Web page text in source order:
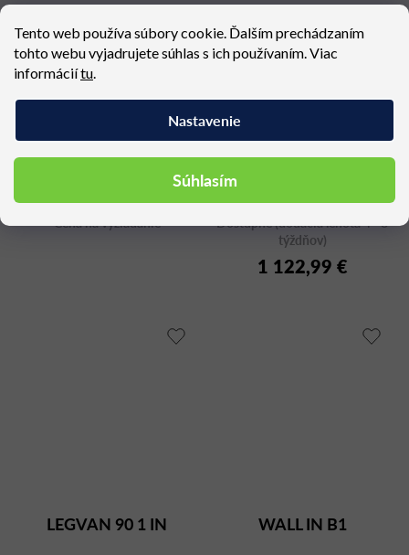
Tento web používa súbory cookie. Ďalším prechádzaním
tohto webu vyjadrujete súhlas s ich používaním. Viac
informáciítu
Nastavenie
Súhlasím
PLOID corner module
Cena na vyžiadanie
LEAF POD LP SFF 110
Dostupné (dodacia lehota 4 - 8
týždňov)
1 122,99 €
LEGVAN 90 1 IN WALL IN B1